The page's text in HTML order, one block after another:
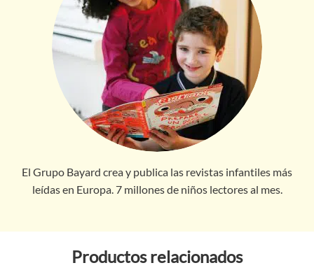
El Grupo Bayard crea y publica las revistas infantiles más
leídas en Europa. 7 millones de niños lectores al mes.
Productos relacionados